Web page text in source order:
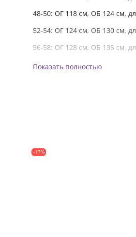
48-50: ОГ 118 см, ОБ 124 см,
52-54: ОГ 124 см, ОБ 130 см,
56-58: ОГ 128 см, ОБ 135 см,
Показать полностью
-17%